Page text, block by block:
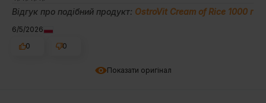
Показати оригінал
Відгук про подібний продукт: OstroVit Cream of Rice 1000 г
6/5/2026
0
0